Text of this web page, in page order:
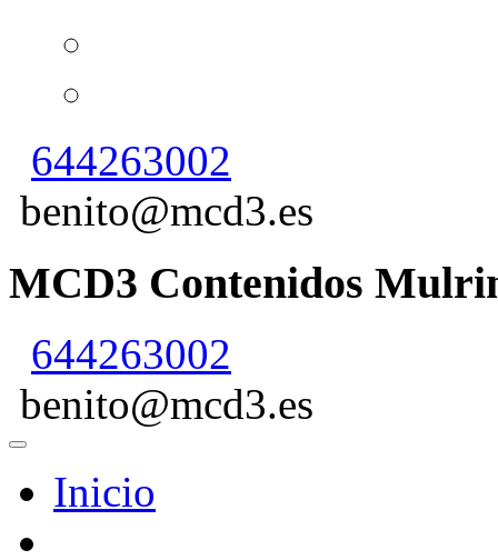
644263002
benito@mcd3.es
MCD3 Contenidos
644263002
benito@mcd3.es
Inicio